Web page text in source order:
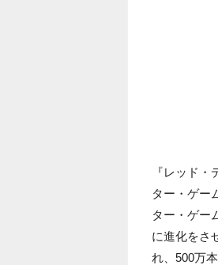
『レッド
ター・ゲー
ター・ゲー
に進化をさ
れ、500万